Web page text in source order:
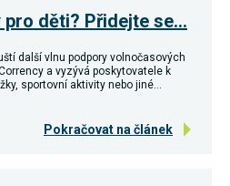
pro děti? Přidejte se…
další vlnu podpory volnočasových
a vyzývá poskytovatele k
sportovní aktivity nebo jiné…
Pokračovat na článek
Reklamní
cookies
používáme my
nebo naši partneři,
abychom Vám
nebo reklamy jak na